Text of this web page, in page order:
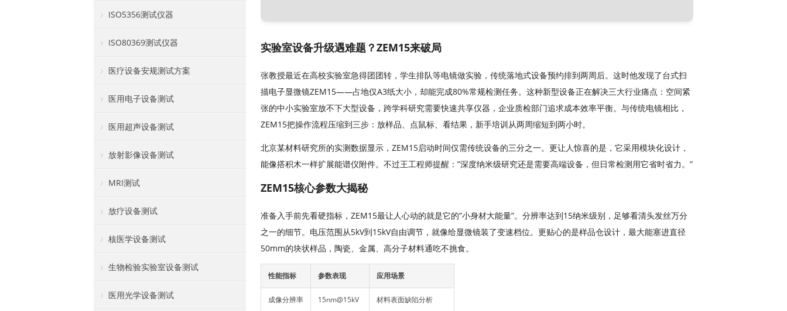
实验室设备升级遇难题？ZEM15来破局
张教授最近在高校实验室急得团团转，学生排队等电镜做实验，传统落地式设备预约排到两周后。这时他发现了台式扫
描电子显微镜ZEM15——占地仅A3纸大小，却能完成80%常规检测任务。这种新型设备正在解决三大行业痛点：空间紧
张的中小实验室放不下大型设备，跨学科研究需要快速共享仪器，企业质检部门追求成本效率平衡。与传统电镜相比，
ZEM15把操作流程压缩到三步：放样品、点鼠标、看结果，新手培训从两周缩短到两小时。
北京某材料研究所的实测数据显示，ZEM15启动时间仅需传统设备的三分之一。更让人惊喜的是，它采用模块化设计，
能像搭积木一样扩展能谱仪附件。不过王工程师提醒：”深度纳米级研究还是需要高端设备，但日常检测用它省时省力。”
ZEM15核心参数大揭秘
准备入手前先看硬指标，ZEM15最让人心动的就是它的”小身材大能量”。分辨率达到15纳米级别，足够看清头发丝万分
之一的细节。电压范围从5kV到15kV自由调节，就像给显微镜装了变速档位。更贴心的是样品仓设计，最大能塞进直径
50mm的块状样品，陶瓷、金属、高分子材料通吃不挑食。
性能指标 参数表现 应用场景
成像分辨率 15nm@15kV 材料表面缺陷分析
ISO5356测试仪器
ISO80369测试仪器
医疗设备安规测试方案
医用电子设备测试
医用超声设备测试
放射影像设备测试
MRI测试
放疗设备测试
核医学设备测试
生物检验实验室设备测试
医用光学设备测试